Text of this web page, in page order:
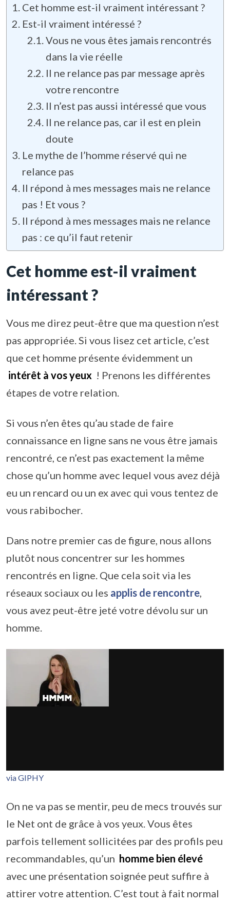
Cet homme est-il vraiment intéressant ?
Est-il vraiment intéressé ?
Vous ne vous êtes jamais rencontrés
dans la vie réelle
Il ne relance pas par message après
votre rencontre
Il n’est pas aussi intéressé que vous
Il ne relance pas, car il est en plein
doute
Le mythe de l’homme réservé qui ne
relance pas
Il répond à mes messages mais ne relance
pas ! Et vous ?
Il répond à mes messages mais ne relance
pas : ce qu’il faut retenir
Cet homme est-il vraiment
intéressant ?
Vous me direz peut-être que ma question n’est
pas appropriée. Si vous lisez cet article, c’est
que cet homme présente évidemment un
intérêt à vos yeux ! Prenons les différentes
étapes de votre relation.
Si vous n’en êtes qu’au stade de faire
connaissance en ligne sans ne vous être jamais
rencontré, ce n’est pas exactement la même
chose qu’un homme avec lequel vous avez déjà
eu un rencard ou un ex avec qui vous tentez de
vous rabibocher.
Dans notre premier cas de figure, nous allons
plutôt nous concentrer sur les hommes
rencontrés en ligne. Que cela soit via les
réseaux sociaux ou les applis de rencontre
vous avez peut-être jeté votre dévolu sur un
homme.
via GIPHY
On ne va pas se mentir, peu de mecs trouvés sur
le Net ont de grâce à vos yeux. Vous êtes
parfois tellement sollicitées par des profils peu
recommandables, qu’un homme bien élevé
avec une présentation soignée peut suffire à
attirer votre attention. C’est tout à fait normal